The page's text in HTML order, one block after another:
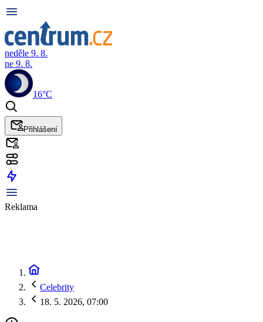
neděle 9. 8.
ne 9. 8.
16°C
Přihlášení
Reklama
Celebrity
18. 5. 2026, 07:00